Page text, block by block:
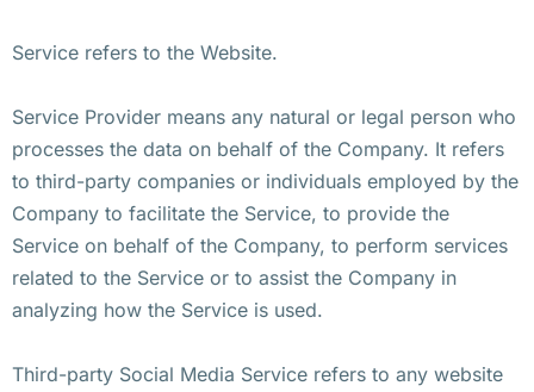
Service refers to the Website.
Service Provider means any natural or legal person who
processes the data on behalf of the Company. It refers
to third-party companies or individuals employed by the
Company to facilitate the Service, to provide the
Service on behalf of the Company, to perform services
related to the Service or to assist the Company in
analyzing how the Service is used.
Third-party Social Media Service refers to any website